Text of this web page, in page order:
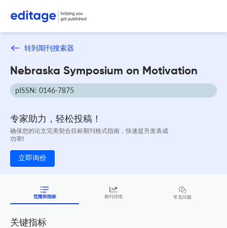
转到期刊搜索器
Nebraska Symposium on Motivation
pISSN: 0146-7875
专家助力，轻松投稿！
确保您的论文完美契合目标期刊格式指南，快速提升发表成
功率!
立即询价
范围和指标 期刊详情 常见问题
关键指标